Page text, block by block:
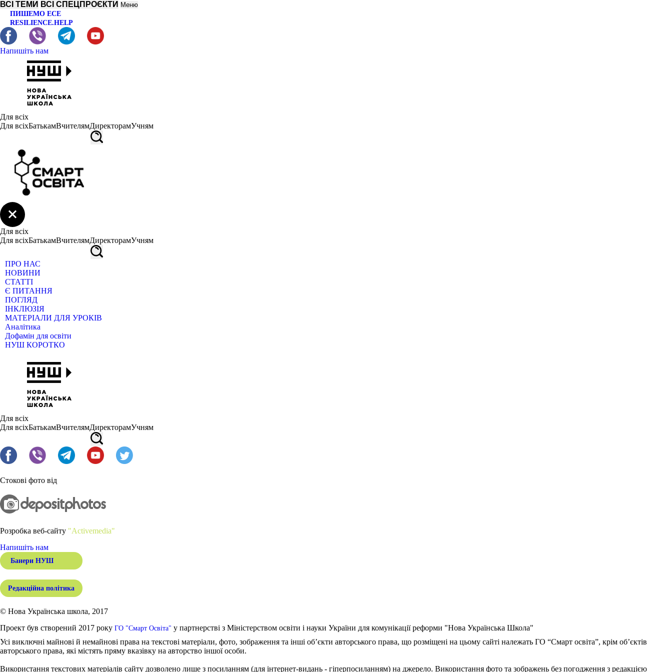
ВСІ ТЕМИ ВСІ СПЕЦПРОЄКТИ Меню
ПИШЕМО ЕСЕ
RESILIENCE.HELP
Напишіть нам
Для всіх
Для всіхБатькамВчителямДиректорамУчням
Для всіх
Для всіхБатькамВчителямДиректорамУчням
ПРО НАС
НОВИНИ
СТАТТІ
Є ПИТАННЯ
ПОГЛЯД
ІНКЛЮЗІЯ
МАТЕРІАЛИ ДЛЯ УРОКІВ
Аналітика
Дофамін для освіти
НУШ КОРОТКО
Для всіх
Для всіхБатькамВчителямДиректорамУчням
Стокові фото від
Розробка веб-сайту "Activemedia"
Напишіть нам
Банери НУШ
Редакційна політика
© Нова Українська школа, 2017
Проект був створений 2017 року ГО "Смарт Освіта" у партнерстві з Міністерством освіти і науки України для комунікації реформи "Нова Українська Школа"
Усі виключні майнові й немайнові права на текстові матеріали, фото, зображення та інші об’єкти авторського права, що розміщені на цьому сайті належать ГО “Смарт освіта”, крім об’єктів
авторського права, які містять пряму вказівку на авторство іншої особи.
Використання текстових матеріалів сайту дозволено лише з посиланням (для інтернет-видань - гіперпосиланням) на джерело. Використання фото та зображень без погодження з редакцією